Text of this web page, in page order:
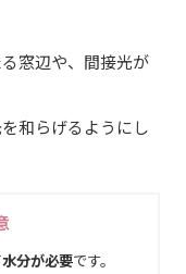
窓辺や、間接光が
和らげるようにし
水分が必要です。